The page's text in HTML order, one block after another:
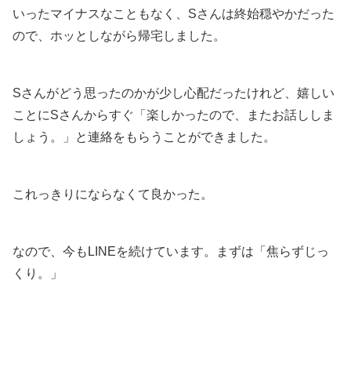
いったマイナスなこともなく、Sさんは終始穏やかだった
ので、ホッとしながら帰宅しました。
Sさんがどう思ったのかが少し心配だったけれど、嬉しい
ことにSさんからすぐ「楽しかったので、またお話ししま
しょう。」と連絡をもらうことができました。
これっきりにならなくて良かった。
なので、今もLINEを続けています。まずは「焦らずじっ
くり。」